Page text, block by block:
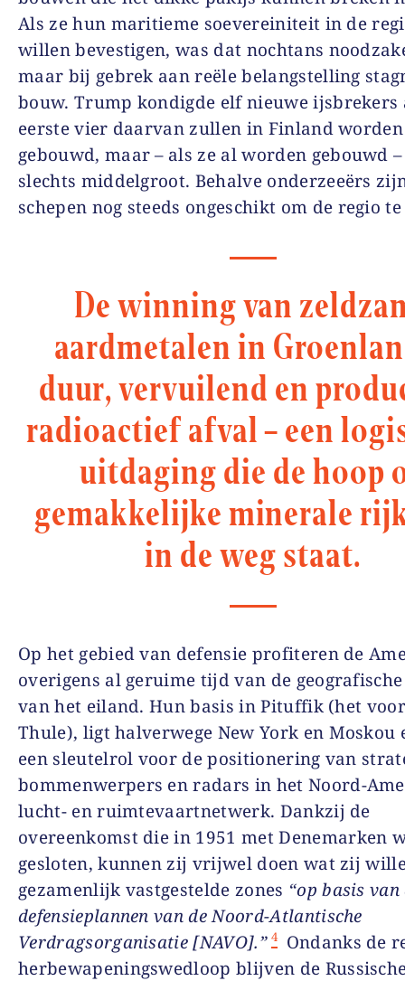
Als ze hun maritieme soevereiniteit in de
willen bevestigen, was dat nochtans
maar bij gebrek aan reële belangstelling
bouw. Trump kondigde elf nieuwe ijsbrekers
eerste vier daarvan zullen in Finland worden
gebouwd, maar – als ze al worden gebouwd
slechts middelgroot. Behalve onderzeeërs
schepen nog steeds ongeschikt om de regio
De winning van
aardmetalen in
duur, vervuilend en
radioactief afval – een
uitdaging die de hoop
gemakkelijke minerale
in de weg staat.
Op het gebied van defensie profiteren de
overigens al geruime tijd van de
van het eiland. Hun basis in Pituffik (het
Thule), ligt halverwege New York en Moskou
een sleutelrol voor de positionering van
bommenwerpers en radars in het Noord-
lucht- en ruimtevaartnetwerk. Dankzij de
overeenkomst die in 1951 met Denemarken
gesloten, kunnen zij vrijwel doen wat zij
gezamenlijk vastgestelde zones “op basis van
defensieplannen van de Noord-Atlantische
Verdragsorganisatie [NAVO].” 4
Ondanks de
herbewapeningswedloop blijven de